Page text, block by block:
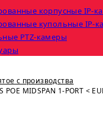
корпусные IP-
купольные IP-
PTZ-камеры
с прoизвoдства
POE MIDSPAN 1-PORT <